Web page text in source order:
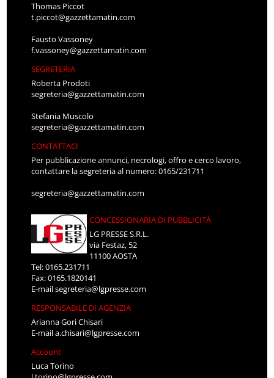
Thomas Piccot
t.piccot@gazzettamatin.com
Fausto Vassoney
f.vassoney@gazzettamatin.com
SEGRETERIA
Roberta Prodoti
segreteria@gazzettamatin.com
Stefania Muscolo
segreteria@gazzettamatin.com
CONTATTACI
Per pubblicazione annunci, necrologi, offro e cerco lavoro,
contattare la segreteria al numero: 0165/231711
segreteria@gazzettamatin.com
CONCESSIONARIA DI PUBBLICITÀ
LG PRESSE S.R.L.
via Festaz, 52
11100 AOSTA
Tel: 0165.231711
Fax: 0165.1820141
E-mailsegreteria@lgpresse.com
RESPONSABILE DI AGENZIA
Arianna Gori Chisari
E-maila.chisari@lgpresse.com
Account
Luca Torino